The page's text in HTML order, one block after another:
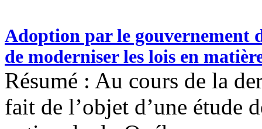
Adoption par le gouvernement
de moderniser les lois en
Résumé : Au cours de la
fait de l’objet d’une étude